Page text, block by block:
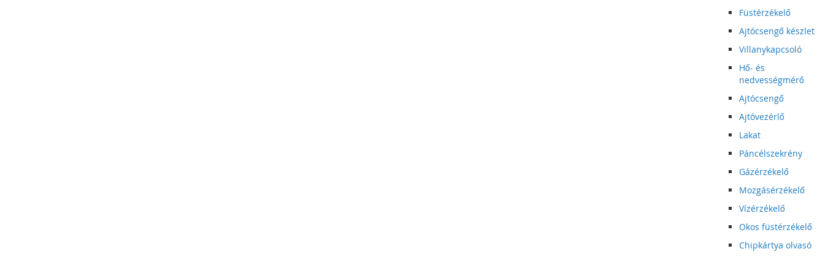
Füstérzékelő
Ajtócsengő készlet
Villanykapcsoló
Hő- és
nedvességmérő
Ajtócsengő
Ajtóvezérlő
Lakat
Páncélszekrény
Gázérzékelő
Mozgásérzékelő
Vízérzékelő
Okos füstérzékelő
Chipkártya olvasó